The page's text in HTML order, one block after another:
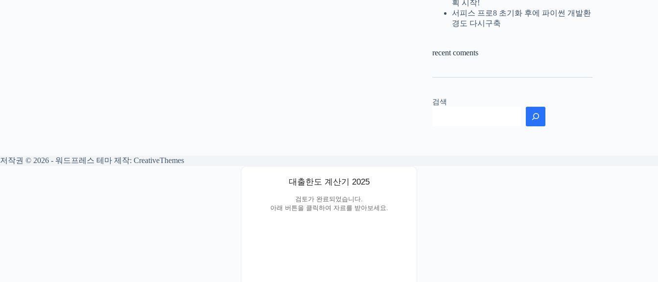
획 시작!
서피스 프로8 초기화 후에 파이썬 개발환
경도 다시구축
recent coments
검색
저작권 © 2026 - 워드프레스 테마 제작: CreativeThemes
대출한도 계산기 2025
검토가 완료되었습니다.
아래 버튼을 클릭하여 자료를 받아보세요.